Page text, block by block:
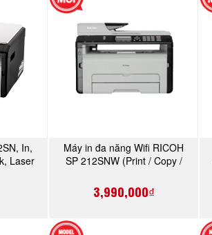
In,
Laser
Máy in đa năng Wifi RICOH
SP 212SNW (Print / Copy /
3,990,000₫
MUA NGAY